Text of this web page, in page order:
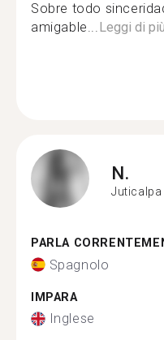
Sobre todo
amigable...Leggi di più
N.
Juticalpa
PARLA
Spagnolo
IMPARA
Inglese